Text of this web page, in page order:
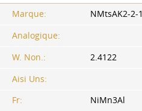
Marque:
NMtsAK2-2-1
Analogique:
W. Non.:
2.4122
Aisi Uns:
Fr:
NiMn3Al